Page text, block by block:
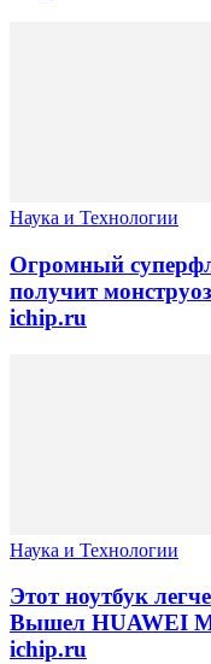
Наука и Технологии
Огромный
получит
ichip.ru
Наука и Технологии
Этот ноутбук
Вышел HUAWEI
ichip.ru